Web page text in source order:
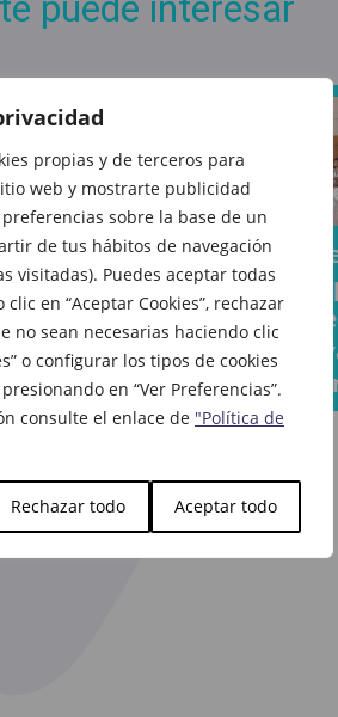
propias y de terceros para
web y mostrarte publicidad
sobre la base de un
de tus hábitos de navegación
visitadas). Puedes aceptar todas
en “Aceptar Cookies”, rechazar
no sean necesarias haciendo clic
o configurar los tipos de cookies
en “Ver Preferencias”.
consulte el enlace de "Política de
Rechazar todo Aceptar todo
aún
en
Dale
vida a
cada
rincón
de tu
casa
La
atrás
la
cole